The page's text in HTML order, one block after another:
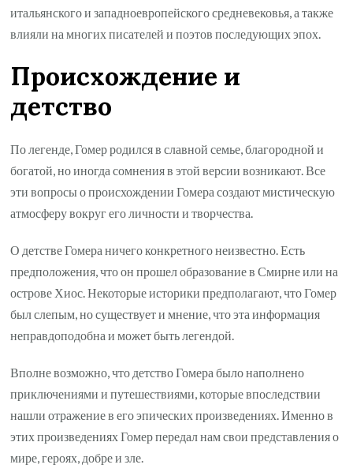
итальянского и западноевропейского средневековья, а также
влияли на многих писателей и поэтов последующих эпох.
Происхождение и
детство
По легенде, Гомер родился в славной семье, благородной и
богатой, но иногда сомнения в этой версии возникают. Все
эти вопросы о происхождении Гомера создают мистическую
атмосферу вокруг его личности и творчества.
О детстве Гомера ничего конкретного неизвестно. Есть
предположения, что он прошел образование в Смирне или на
острове Хиос. Некоторые историки предполагают, что Гомер
был слепым, но существует и мнение, что эта информация
неправдоподобна и может быть легендой.
Вполне возможно, что детство Гомера было наполнено
приключениями и путешествиями, которые впоследствии
нашли отражение в его эпических произведениях. Именно в
этих произведениях Гомер передал нам свои представления о
мире, героях, добре и зле.